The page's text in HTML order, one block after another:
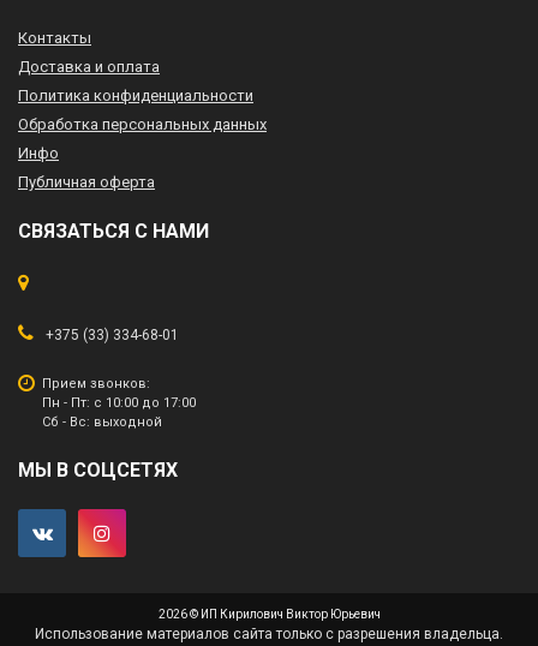
Контакты
Доставка и оплата
Политика конфиденциальности
Обработка персональных данных
Инфо
Публичная оферта
СВЯЗАТЬСЯ С НАМИ
+375 (33) 334-68-01
Прием звонков:
Пн - Пт: с 10:00 до 17:00
Сб - Вс: выходной
МЫ В СОЦСЕТЯХ
2026 © ИП Кирилович Виктор Юрьевич
Использование материалов сайта только с разрешения владельца.